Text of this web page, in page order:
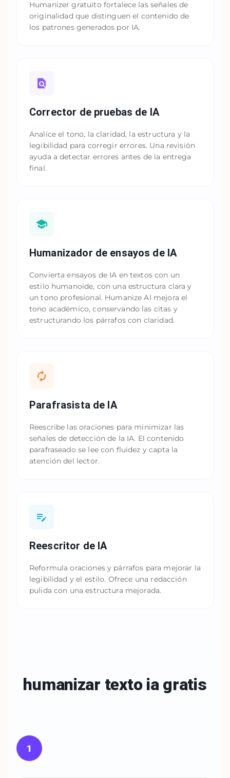
Humanizer gratuito fortalece las señales de
originalidad que distinguen el contenido de
los patrones generados por IA.
Corrector de pruebas de IA
Analice el tono, la claridad, la estructura y la
legibilidad para corregir errores. Una revisión
ayuda a detectar errores antes de la entrega
final.
Humanizador de ensayos de IA
Convierta ensayos de IA en textos con un
estilo humanoide, con una estructura clara y
un tono profesional. Humanize AI mejora el
tono académico, conservando las citas y
estructurando los párrafos con claridad.
Parafrasista de IA
Reescribe las oraciones para minimizar las
señales de detección de la IA. El contenido
parafraseado se lee con fluidez y capta la
atención del lector.
Reescritor de IA
Reformula oraciones y párrafos para mejorar la
legibilidad y el estilo. Ofrece una redacción
pulida con una estructura mejorada.
humanizar texto ia gratis
1